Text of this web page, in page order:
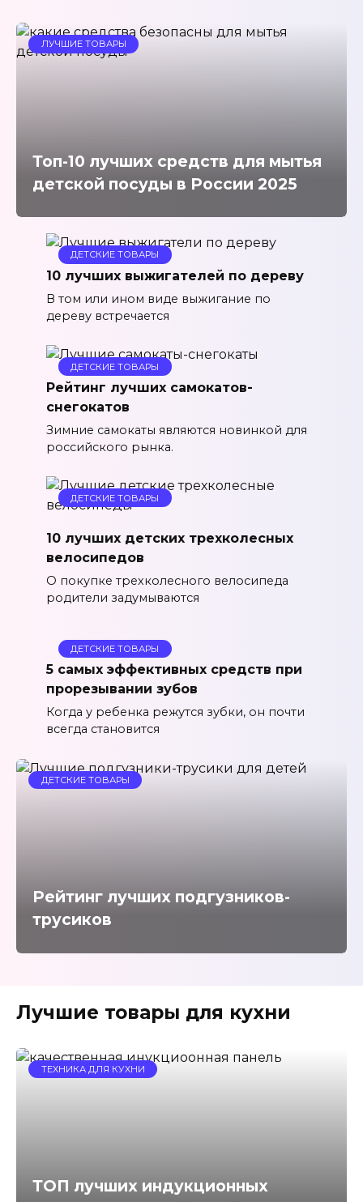
ЛУЧШИЕ ТОВАРЫ
Топ-10 лучших средств для мытья
детской посуды в России 2025
ДЕТСКИЕ ТОВАРЫ
10 лучших выжигателей по дереву
В том или ином виде выжигание по
дереву встречается
ДЕТСКИЕ ТОВАРЫ
Рейтинг лучших самокатов-
снегокатов
Зимние самокаты являются новинкой для
российского рынка.
ДЕТСКИЕ ТОВАРЫ
10 лучших детских трехколесных
велосипедов
О покупке трехколесного велосипеда
родители задумываются
ДЕТСКИЕ ТОВАРЫ
5 самых эффективных средств при
прорезывании зубов
Когда у ребенка режутся зубки, он почти
всегда становится
ДЕТСКИЕ ТОВАРЫ
Рейтинг лучших подгузников-
трусиков
Лучшие товары для кухни
ТЕХНИКА ДЛЯ КУХНИ
ТОП лучших индукционных